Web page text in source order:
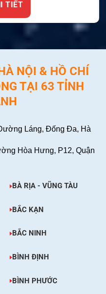
TIẾT
NỘI & HỒ CHÍ
TẠI 63 TỈNH
Láng, Đống Đa, Hà
Hòa Hưng, P12, Quận
BÀ RỊA - VŨNG TÀU
BẮC KẠN
BẮC NINH
BÌNH ĐỊNH
BÌNH PHƯỚC